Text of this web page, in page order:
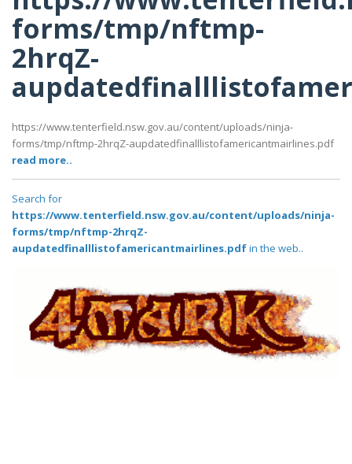
forms/tmp/nftmp-
2hrqZ-
https://www.tenterfield.nsw.gov.au/content/uploads/ninja-
forms/tmp/nftmp-2hrqZ-aupdatedfinalllistofamericantmairlines.pdf
read more..
Search for
https://www.tenterfield.nsw.gov.au/content/uploads/ninja-
forms/tmp/nftmp-2hrqZ-
aupdatedfinalllistofamericantmairlines.pdfin the web..